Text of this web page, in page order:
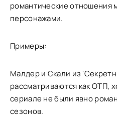
романтические отношения
персонажами.
Примеры:
Малдер и Скали из
рассматриваются как ОТП,
сериале не были явно
сезонов.